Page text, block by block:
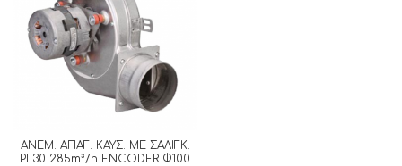
ΑΝΕΜ. ΑΠΑΓ. ΚΑΥΣ. ΜΕ ΣΑΛΙΓΚ.
PL30 285m³/h ENCODER Φ100